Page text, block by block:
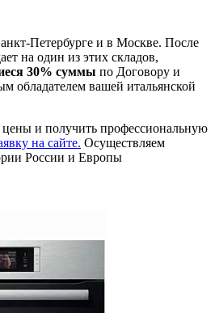
Петербурге и в Москве. После
на один из этих складов,
30% суммы по Договору и
обладателем вашей итальянской
и получить профессиональную
на сайте. Осуществляем
России и Европы